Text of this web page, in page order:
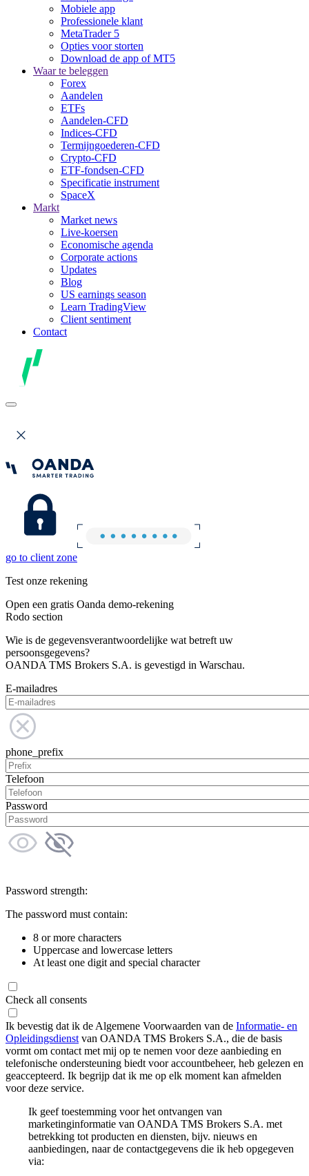
Mobiele app
Professionele klant
MetaTrader 5
Opties voor storten
Download de app of MT5
Waar te beleggen
Forex
Aandelen
ETFs
Aandelen-CFD
Indices-CFD
Termijngoederen-CFD
Crypto-CFD
ETF-fondsen-CFD
Specificatie instrument
SpaceX
Markt
Market news
Live-koersen
Economische agenda
Corporate actions
Updates
Blog
US earnings season
Learn TradingView
Client sentiment
Contact
go to client zone
Test onze rekening
Open een gratis Oanda demo-rekening
Rodo section
Wie is de gegevensverantwoordelijke wat betreft uw
persoonsgegevens?
OANDA TMS Brokers S.A. is gevestigd in Warschau.
E-mailadres
phone_prefix
Telefoon
Password
Password strength:
The password must contain:
8 or more characters
Uppercase and lowercase letters
At least one digit and special character
Check all consents
Ik bevestig dat ik de Algemene Voorwaarden van de Informatie- en
Opleidingsdienst van OANDA TMS Brokers S.A., die de basis
vormt om contact met mij op te nemen voor deze aanbieding en
telefonische ondersteuning biedt voor accountbeheer, heb gelezen en
geaccepteerd. Ik begrijp dat ik me op elk moment kan afmelden
voor deze service.
Ik geef toestemming voor het ontvangen van
marketinginformatie van OANDA TMS Brokers S.A. met
betrekking tot producten en diensten, bijv. nieuws en
aanbiedingen, naar de contactgegevens die ik heb opgegeven
via: